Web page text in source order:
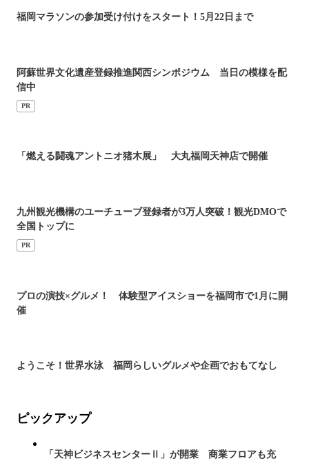
福岡マラソンの参加受け付けをスタート！5月22日まで
阿蘇世界文化遺産登録推進関西シンポジウム 当日の模様を配
信中
PR
「燃える闘魂アントニオ猪木展」 大丸福岡天神店で開催
九州観光機構のユーチューブ登録者が3万人突破！観光DMOで
全国トップに
PR
プロの演技×グルメ！ 体験型アイスショーを福岡市で1月に開
催
ようこそ！世界水泳 福岡らしいグルメや企画でおもてなし
ピックアップ
「天神ビジネスセンターⅡ」が開業 商業フロアも充